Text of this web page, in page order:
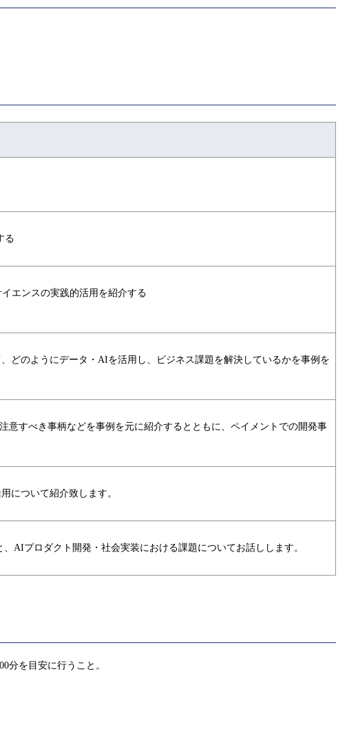
る
エンスの実践的活用を紹介する
どのようにデータ・AIを活用し、ビジネス課題を解決しているかを事例を
意すべき事柄などを事例を元に紹介するとともに、ペイメントでの開発事
について紹介致します。
AIプロダクト開発・社会実装における課題についてお話しします。
分を目安に行うこと。